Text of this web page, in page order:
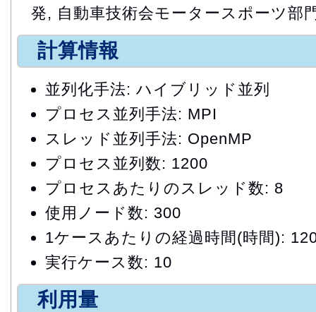
発, 自動車技術会モータースポーツ部
計算情報
並列化手法: ハイブリッド並列
プロセス並列手法: MPI
スレッド並列手法: OpenMP
プロセス並列数: 1200
プロセスあたりのスレッド数: 8
使用ノード数: 300
1ケースあたりの経過時間(時間):
実行ケース数: 10
利用量